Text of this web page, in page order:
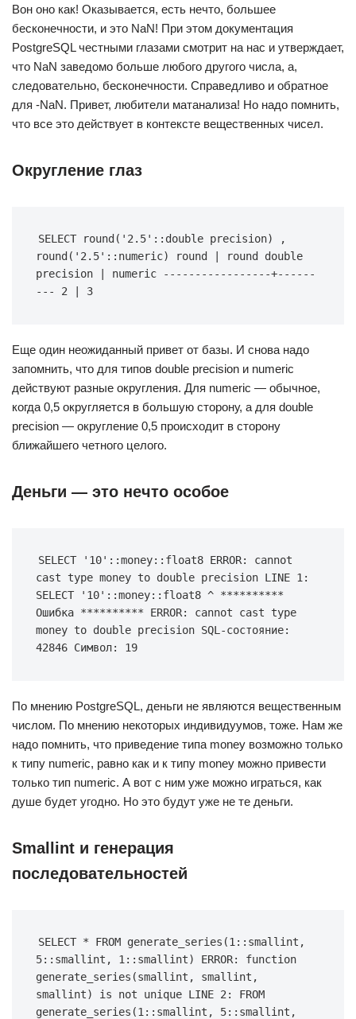
Вон оно как! Оказывается, есть нечто, большее
бесконечности, и это NaN! При этом документация
PostgreSQL честными глазами смотрит на нас и утверждает,
что NaN заведомо больше любого другого числа, а,
следовательно, бесконечности. Справедливо и обратное
для -NaN. Привет, любители матанализа! Но надо помнить,
что все это действует в контексте вещественных чисел.
Округление глаз
SELECT round('2.5'::double precision) ,
round('2.5'::numeric) round | round double
precision | numeric -----------------+------
--- 2 | 3
Еще один неожиданный привет от базы. И снова надо
запомнить, что для типов double precision и numeric
действуют разные округления. Для numeric — обычное,
когда 0,5 округляется в большую сторону, а для double
precision — округление 0,5 происходит в сторону
ближайшего четного целого.
Деньги — это нечто особое
SELECT '10'::money::float8 ERROR: cannot
cast type money to double precision LINE 1:
SELECT '10'::money::float8 ^ **********
Ошибка ********** ERROR: cannot cast type
money to double precision SQL-состояние:
42846 Символ: 19
По мнению PostgreSQL, деньги не являются вещественным
числом. По мнению некоторых индивидуумов, тоже. Нам же
надо помнить, что приведение типа money возможно только
к типу numeric, равно как и к типу money можно привести
только тип numeric. А вот с ним уже можно играться, как
душе будет угодно. Но это будут уже не те деньги.
Smallint и генерация
последовательностей
SELECT * FROM generate_series(1::smallint,
5::smallint, 1::smallint) ERROR: function
generate_series(smallint, smallint,
smallint) is not unique LINE 2: FROM
generate_series(1::smallint, 5::smallint,